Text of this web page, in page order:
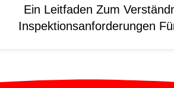
Ein Leitfaden Zum
Inspektionsanforderungen